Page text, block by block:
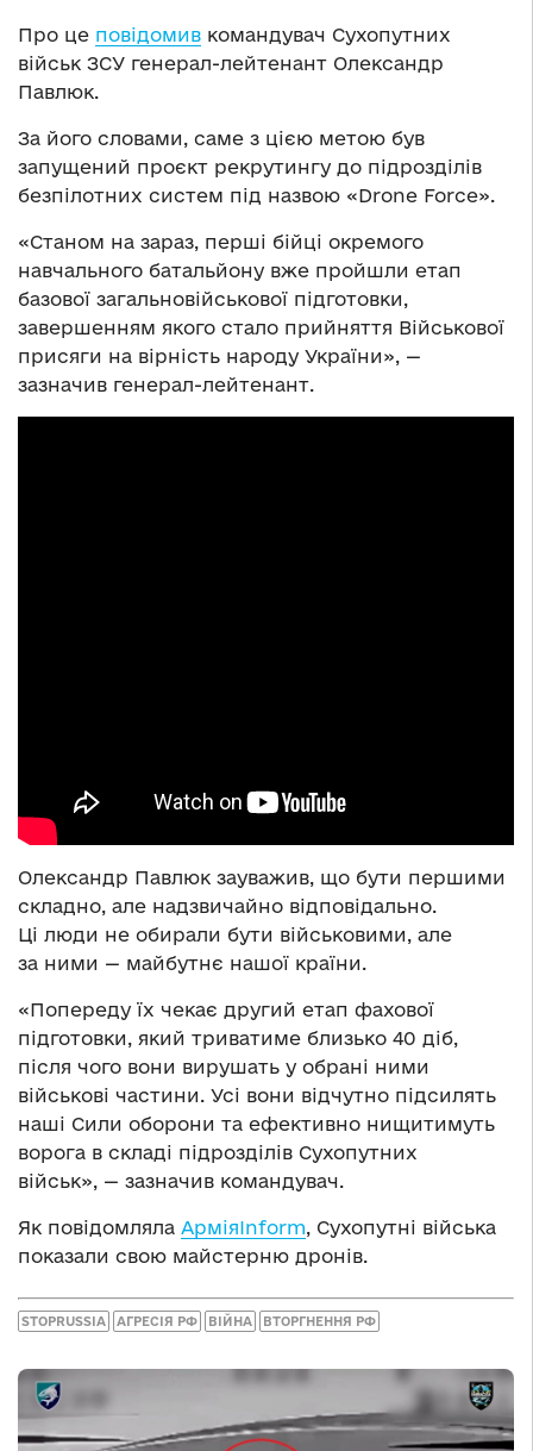
Про це повідомив командувач Сухопутних
військ ЗСУ генерал-лейтенант Олександр
Павлюк.
За його словами, саме з цією метою був
запущений проєкт рекрутингу до підрозділів
безпілотних систем під назвою «Drone Force».
«Станом на зараз, перші бійці окремого
навчального батальйону вже пройшли етап
базової загальновійськової підготовки,
завершенням якого стало прийняття Військової
присяги на вірність народу України», —
зазначив генерал-лейтенант.
Олександр Павлюк зауважив, що бути першими
складно, але надзвичайно відповідально.
Ці люди не обирали бути військовими, але
за ними — майбутнє нашої країни.
«Попереду їх чекає другий етап фахової
підготовки, який триватиме близько 40 діб,
після чого вони вирушать у обрані ними
військові частини. Усі вони відчутно підсилять
наші Сили оборони та ефективно нищитимуть
ворога в складі підрозділів Сухопутних
військ», — зазначив командувач.
Як повідомляла АрміяInform , Сухопутні війська
показали свою майстерню дронів.
STOPRUSSIA АГРЕСІЯ РФ ВІЙНА ВТОРГНЕННЯ РФ